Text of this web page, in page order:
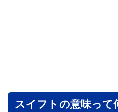
スイフトの意味って